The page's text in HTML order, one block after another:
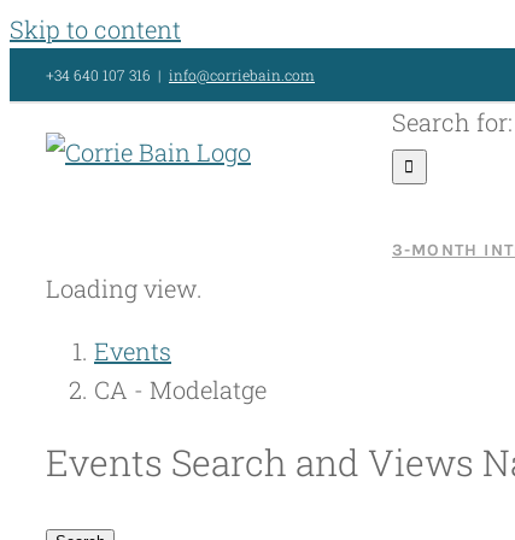
Skip to content
+34 640 107 316 | info@corriebain.com
Search for:
3-MONTH
Loading view.
Events
CA - Modelatge
Events Search and Views